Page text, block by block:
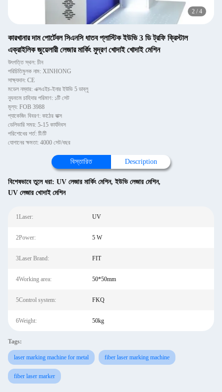
2 / 4
কারখানার দাম পোর্টেবল সিএনসি ধাতব প্লাস্টিক ইউভি 3 ডি ট্রফি ক্রিস্টাল
এক্রাইলিক জুয়েলারী লেজার মার্কিং মুদ্রণ খোদাই খোদাই মেশিন
উৎপত্তি স্থল: চীন
পরিচিতিমুলক নাম: XINHONG
সাক্ষ্যদান: CE
মডেল নম্বার: এক্সএইচ-ইনার ইউভি 5 ডাব্লু
ন্যূনতম চাহিদার পরিমাণ: ১টি সেট
মূল্য: FOB 3988
প্যাকেজিং বিবরণ: কাঠের বাক্স
ডেলিভারি সময়: 5-15 কার্যদিবস
পরিশোধের শর্ত: টি/টি
যোগানের ক্ষমতা: 4000 সেট/বছর
বিস্তারিত Description
বিশেষভাবে তুলে ধরা: UV লেজার মার্কিং মেশিন, ইউভি লেজার মেশিন,
UV লেজার খোদাই মেশিন
1Laser: UV
2Power: 5 W
3Laser Brand: FIT
4Working area: 50*50mm
5Control system: FKQ
6Weight: 50kg
Tags:
laser marking machine for metal fiber laser marking machine
fiber laser marker